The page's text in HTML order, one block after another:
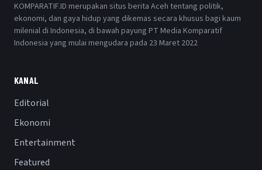
KOMPARATIF.ID merupakan situs berita Aceh tentang politik,
ekonomi, dan gaya hidup yang dikemas secara khusus bagi kaum
milenial di Indonesia, di bawah payung PT Media Komparatif
Indonesia yang mulai mengudara pada 23 Maret 2022
KANAL
Editorial
Ekonomi
Entertainment
Featured